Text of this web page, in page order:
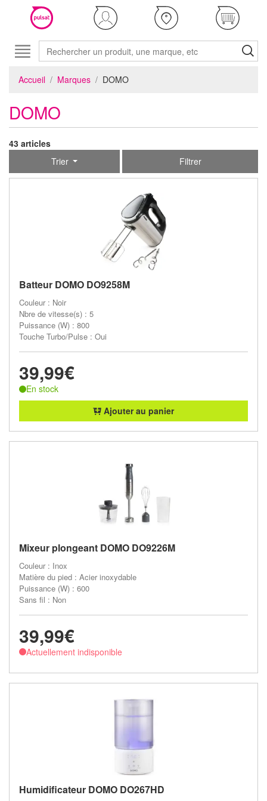
Accueil Marques DOMO
DOMO
43 articles
Trier
Filtrer
Batteur DOMO DO9258M
Couleur : Noir
Nbre de vitesse(s) : 5
Puissance (W) : 800
Touche Turbo/Pulse : Oui
39,99€
En stock
Ajouter au panier
Mixeur plongeant DOMO DO9226M
Couleur : Inox
Matière du pied : Acier inoxydable
Puissance (W) : 600
Sans fil : Non
39,99€
Actuellement indisponible
Humidificateur DOMO DO267HD